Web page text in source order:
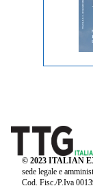
© 2023 ITALIAN
sede legale e
Cod. Fisc./P.Iva